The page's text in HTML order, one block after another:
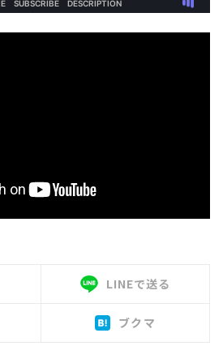
LINEで送る
ブクマ